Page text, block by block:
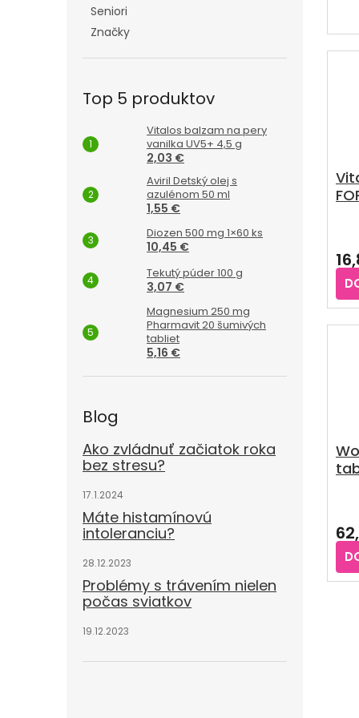
Seniori
Značky
Top 5 produktov
Vitalos balzam na pery
vanilka UV5+ 4,5 g
2,03 €
Aviril Detský olej s
azulénom 50 ml
1,55 €
Diozen 500 mg 1×60 ks
10,45 €
Tekutý púder 100 g
3,07 €
Magnesium 250 mg
Pharmavit 20 šumivých
tabliet
5,16 €
Blog
Ako zvládnuť začiatok roka
bez stresu?
17.1.2024
Máte histamínovú
intoleranciu?
28.12.2023
Problémy s trávením nielen
počas sviatkov
19.12.2023
z
5
je
4,5
z
5
4,0
z